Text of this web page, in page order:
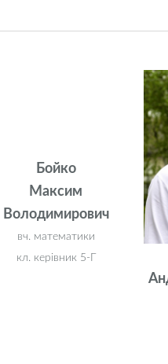
Бойко
Максим
Володимирович
вч. математики
кл. керівник 5-Г